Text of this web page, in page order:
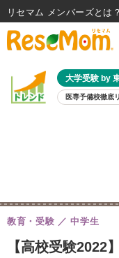
大学受験 by
医専予備校徹底
8
【高校受験2022
教育・受験 中学生
リセマム メンバーズ